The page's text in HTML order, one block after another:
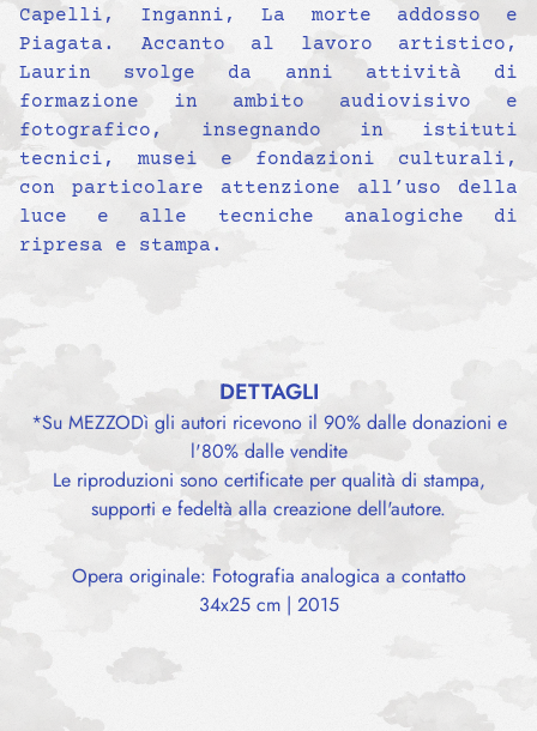
Capelli, Inganni, La morte addosso e
Piagata. Accanto al lavoro artistico,
Laurin svolge da anni attività di
formazione in ambito audiovisivo e
fotografico, insegnando in istituti
tecnici, musei e fondazioni culturali,
con particolare attenzione all’uso della
luce e alle tecniche analogiche di
ripresa e stampa.
DETTAGLI
*Su MEZZODì gli autori ricevono il 90% dalle donazioni e
l'80% dalle vendite
Le riproduzioni sono certificate per qualità di stampa,
supporti e fedeltà alla creazione dell'autore.
Opera originale: Fotografia analogica a contatto
34x25 cm | 2015